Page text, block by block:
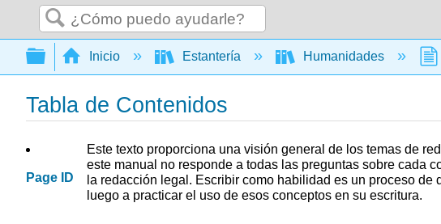
Buscar
Expandir/contraer jerarquía global
Inicio Estantería Humanidades
Tabla de Contenidos
Page ID
Este texto proporciona una visión general de los temas de
este manual no responde a todas las preguntas sobre cada
la redacción legal. Escribir como habilidad es un proceso
luego a practicar el uso de esos conceptos en su escritura.